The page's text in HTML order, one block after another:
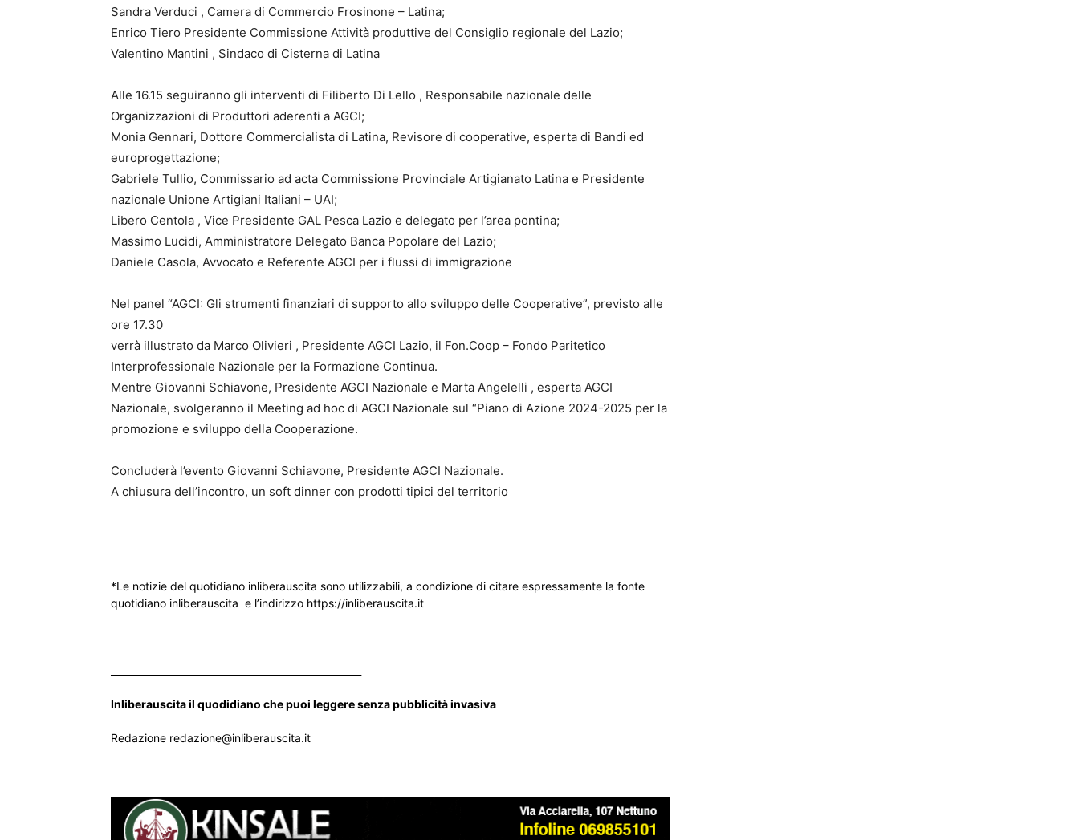
Sandra Verduci , Camera di Commercio Frosinone – Latina;
Enrico Tiero Presidente Commissione Attività produttive del Consiglio regionale del Lazio;
Valentino Mantini , Sindaco di Cisterna di Latina
Alle 16.15 seguiranno gli interventi di Filiberto Di Lello , Responsabile nazionale delle
Organizzazioni di Produttori aderenti a AGCI;
Monia Gennari, Dottore Commercialista di Latina, Revisore di cooperative, esperta di Bandi ed
europrogettazione;
Gabriele Tullio, Commissario ad acta Commissione Provinciale Artigianato Latina e Presidente
nazionale Unione Artigiani Italiani – UAI;
Libero Centola , Vice Presidente GAL Pesca Lazio e delegato per l’area pontina;
Massimo Lucidi, Amministratore Delegato Banca Popolare del Lazio;
Daniele Casola, Avvocato e Referente AGCI per i flussi di immigrazione
Nel panel “AGCI: Gli strumenti finanziari di supporto allo sviluppo delle Cooperative”, previsto alle
ore 17.30
verrà illustrato da Marco Olivieri , Presidente AGCI Lazio, il Fon.Coop – Fondo Paritetico
Interprofessionale Nazionale per la Formazione Continua.
Mentre Giovanni Schiavone, Presidente AGCI Nazionale e Marta Angelelli , esperta AGCI
Nazionale, svolgeranno il Meeting ad hoc di AGCI Nazionale sul “Piano di Azione 2024-2025 per la
promozione e sviluppo della Cooperazione.
Concluderà l’evento Giovanni Schiavone, Presidente AGCI Nazionale.
A chiusura dell’incontro, un soft dinner con prodotti tipici del territorio
*Le notizie del quotidiano inliberauscita sono utilizzabili, a condizione di citare espressamente la fonte
quotidiano inliberauscita e l’indirizzo https://inliberauscita.it
Inliberauscita il quodidiano che puoi leggere senza pubblicità invasiva
Redazione redazione@inliberauscita.it